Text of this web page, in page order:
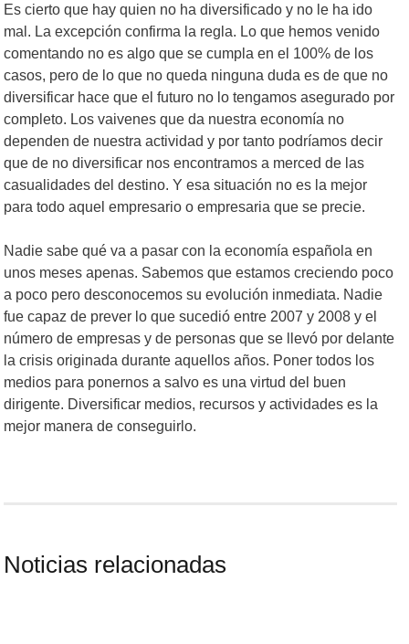
Es cierto que hay quien no ha diversificado y no le ha ido
mal. La excepción confirma la regla. Lo que hemos venido
comentando no es algo que se cumpla en el 100% de los
casos, pero de lo que no queda ninguna duda es de que no
diversificar hace que el futuro no lo tengamos asegurado por
completo. Los vaivenes que da nuestra economía no
dependen de nuestra actividad y por tanto podríamos decir
que de no diversificar nos encontramos a merced de las
casualidades del destino. Y esa situación no es la mejor
para todo aquel empresario o empresaria que se precie.
Nadie sabe qué va a pasar con la economía española en
unos meses apenas. Sabemos que estamos creciendo poco
a poco pero desconocemos su evolución inmediata. Nadie
fue capaz de prever lo que sucedió entre 2007 y 2008 y el
número de empresas y de personas que se llevó por delante
la crisis originada durante aquellos años. Poner todos los
medios para ponernos a salvo es una virtud del buen
dirigente. Diversificar medios, recursos y actividades es la
mejor manera de conseguirlo.
Noticias relacionadas